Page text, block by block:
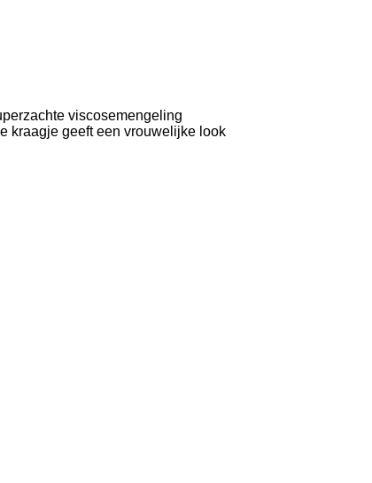
viscosemengeling
kraagje geeft een vrouwelijke look